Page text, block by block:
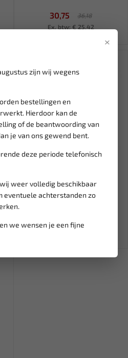
×
zijn wij wegens
bestellingen en
Hierdoor kan de
of de beantwoording van
je van ons gewend bent.
deze periode telefonisch
weer volledig beschikbaar
eventuele achterstanden zo
we wensen je een fijne
30,75
36,18
Ex. btw: € 25,42
Leverbaar
wolfraamcarbide WT-1328